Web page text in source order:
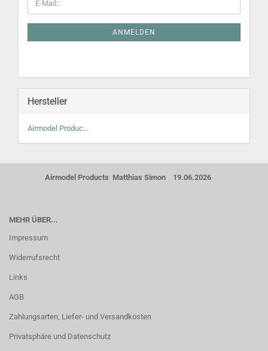
ANMELDEN
Hersteller
Airmodel Produc...
Airmodel Products Matthias Simon 19.06.2026
MEHR ÜBER...
Impressum
Widerrufsrecht
Links
AGB
Zahlungsarten, Liefer- und Versandkosten
Privatsphäre und Datenschutz